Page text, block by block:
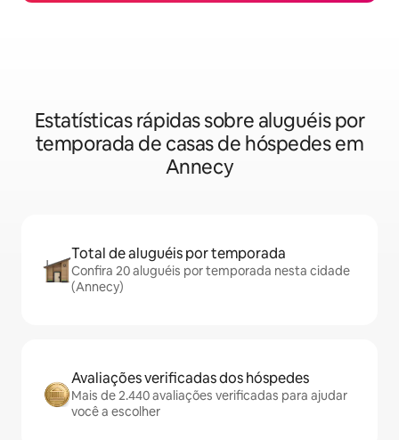
Estatísticas rápidas sobre aluguéis por
temporada de casas de hóspedes em
Annecy
Total de aluguéis por temporada
Confira 20 aluguéis por temporada nesta cidade
(Annecy)
Avaliações verificadas dos hóspedes
Mais de 2.440 avaliações verificadas para ajudar
você a escolher